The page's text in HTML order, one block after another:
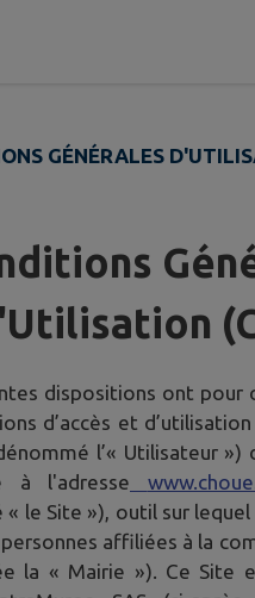
GÉNÉRALES
dispositions ont pour
d’accès et
l’« Utilisateur
à l'adresse
« le Site »), outil sur
affiliées à la
la « Mairie »). Ce Site